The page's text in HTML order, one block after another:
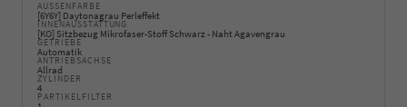
AUSSENFARBE
[6Y6Y] Daytonagrau Perleffekt
INNENAUSSTATTUNG
[KO] Sitzbezug Mikrofaser-Stoff Schwarz - Naht Agavengrau
GETRIEBE
Automatik
ANTRIEBSACHSE
Allrad
ZYLINDER
4
PARTIKELFILTER